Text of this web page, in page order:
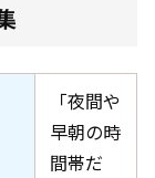
「夜間や
早朝の時
間帯だ